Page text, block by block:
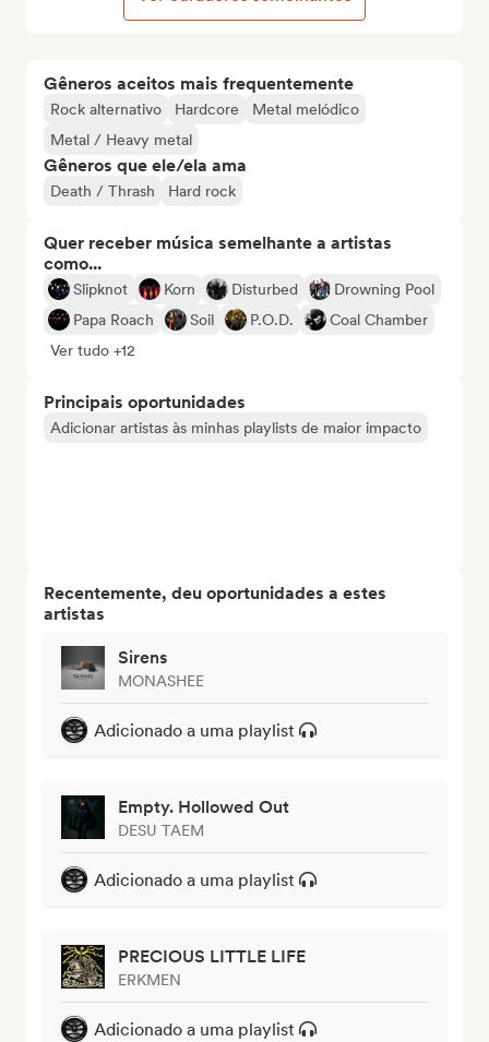
Gêneros aceitos mais frequentemente
Rock alternativo Hardcore
Metal melódico
Metal / Heavy metal
Gêneros que ele/ela ama
Death / Thrash Hard rock
Quer receber música semelhante a artistas
como...
Slipknot Korn Disturbed
Drowning Pool
Papa Roach
Soil P.O.D.
Coal Chamber
Ver tudo +12
Principais oportunidades
Adicionar artistas às minhas playlists de maior impacto
Recentemente, deu oportunidades a estes
artistas
Sirens
MONASHEE
Adicionado a uma playlist
Empty. Hollowed Out
DESU TAEM
Adicionado a uma playlist
PRECIOUS LITTLE LIFE
ERKMEN
Adicionado a uma playlist